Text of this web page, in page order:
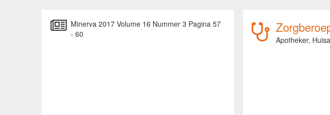
Minerva 2017 Volume 16 Nummer 3 Pagina 57
- 60
Apotheker,